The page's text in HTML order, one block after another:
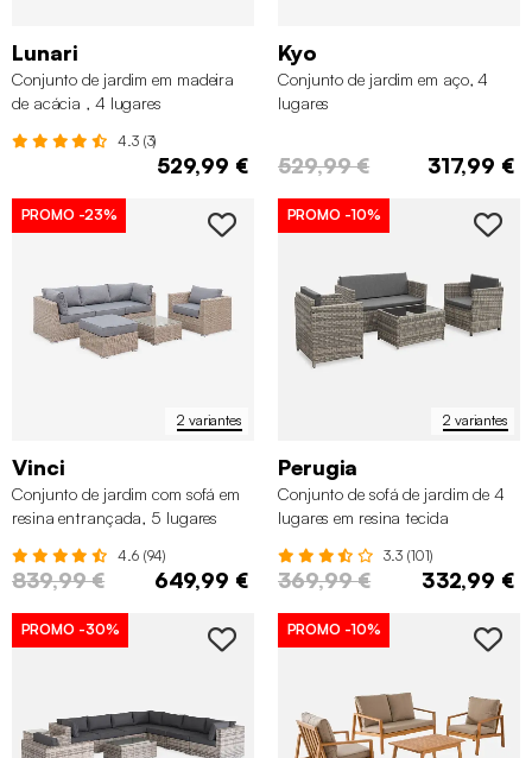
Lunari
Conjunto de jardim em madeira
de acácia , 4 lugares
4.3 (3)
529,99 €
Kyo
Conjunto de jardim em aço, 4
lugares
529,99 € 317,99 €
2 variantes
PROMO -23%
Vinci
Conjunto de jardim com sofá em
resina entrançada, 5 lugares
4.6 (94)
839,99 € 649,99 €
2 variantes
PROMO -10%
Perugia
Conjunto de sofá de jardim de 4
lugares em resina tecida
3.3 (101)
369,99 € 332,99 €
PROMO -30% PROMO -10%